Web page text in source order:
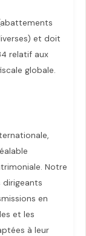
et doit
relatif aux
globale.
Notre
dirigeants
en
et les
à leur